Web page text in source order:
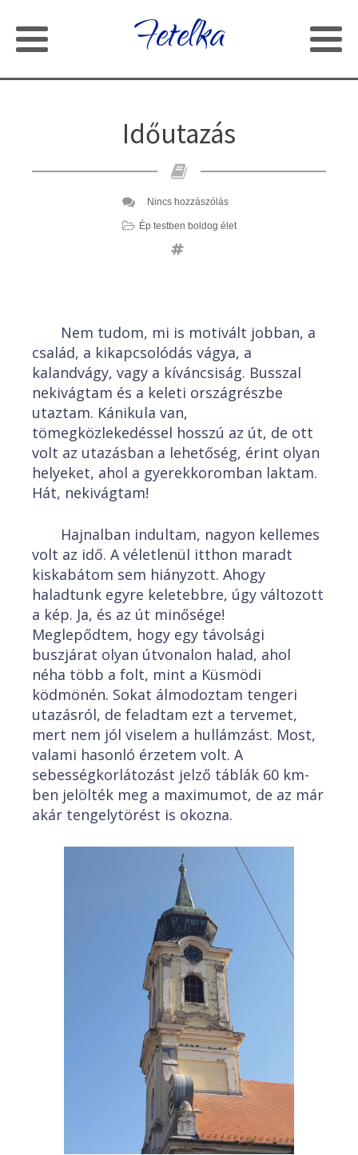
Fetelka
Időutazás
Nincs hozzászólás
Ép testben boldog élet
Nem tudom, mi is motivált jobban, a
család, a kikapcsolódás vágya, a
kalandvágy, vagy a kíváncsiság. Busszal
nekivágtam és a keleti országrészbe
utaztam. Kánikula van,
tömegközlekedéssel hosszú az út, de ott
volt az utazásban a lehetőség, érint olyan
helyeket, ahol a gyerekkoromban laktam.
Hát, nekivágtam!
Hajnalban indultam, nagyon kellemes
volt az idő. A véletlenül itthon maradt
kiskabátom sem hiányzott. Ahogy
haladtunk egyre keletebbre, úgy változott
a kép. Ja, és az út minősége!
Meglepődtem, hogy egy távolsági
buszjárat olyan útvonalon halad, ahol
néha több a folt, mint a Küsmödi
ködmönén. Sokat álmodoztam tengeri
utazásról, de feladtam ezt a tervemet,
mert nem jól viselem a hullámzást. Most,
valami hasonló érzetem volt. A
sebességkorlátozást jelző táblák 60 km-
ben jelölték meg a maximumot, de az már
akár tengelytörést is okozna.